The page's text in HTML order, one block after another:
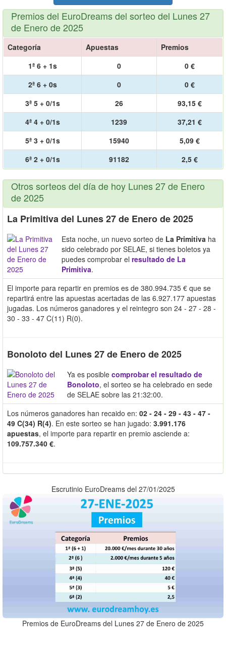
Premios del EuroDreams del sorteo del Lunes 27
de Enero de 2025
Categoría Apuestas
Premios
1ª 6 + 1s
0
0 €
2ª 6 + 0s
0
0 €
3ª 5 + 0/1s
26
93,15 €
4ª 4 + 0/1s
1239
37,21 €
5ª 3 + 0/1s
15940
5,09 €
6ª 2 + 0/1s
91182 2,5 €
Otros sorteos del día de hoy Lunes 27 de Enero
de 2025
La Primitiva del Lunes 27 de Enero de 2025
Esta noche, un nuevo sorteo de La Primitiva ha
sido celebrado por SELAE, si tienes boletos ya
puedes comprobar el resultado de La
Primitiva.
El importe para repartir en premios es de 380.994.735 € que se
repartirá entre las apuestas acertadas de las 6.927.177 apuestas
jugadas. Los números ganadores y el reintegro son 24 - 27 - 28 -
30 - 33 - 47 C(11) R(0).
Bonoloto del Lunes 27 de Enero de 2025
Ya es posible comprobar el resultado de
Bonoloto, el sorteo se ha celebrado en sede
de SELAE sobre las 21:32:00.
Los números ganadores han recaido en: 02 - 24 - 29 - 43 - 47 -
49 C(34) R(4). En este sorteo se han jugado: 3.991.176
apuestas, el importe para repartir en premio asciende a:
109.757.340 €.
Escrutinio EuroDreams del 27/01/2025
Premios de EuroDreams del Lunes 27 de Enero de 2025